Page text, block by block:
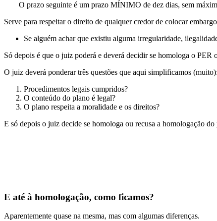
O prazo seguinte é um prazo MÍNIMO de dez dias, sem
Serve para respeitar o direito de qualquer credor de colocar
Se alguém achar que existiu alguma irregularidade,
Só depois é que o juiz poderá e deverá decidir se homologa o PER
O juiz deverá ponderar três questões que aqui simplificamos (muito):
Procedimentos legais cumpridos?
O conteúdo do plano é legal?
O plano respeita a moralidade e os direitos?
E só depois o juiz decide se homologa ou recusa a homologação
E até à homologação, como ficamos?
Aparentemente quase na mesma, mas com algumas diferenças.